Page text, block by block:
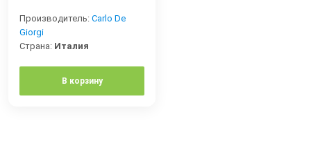
Производитель: Carlo De
Giorgi
Страна: Италия
В корзину